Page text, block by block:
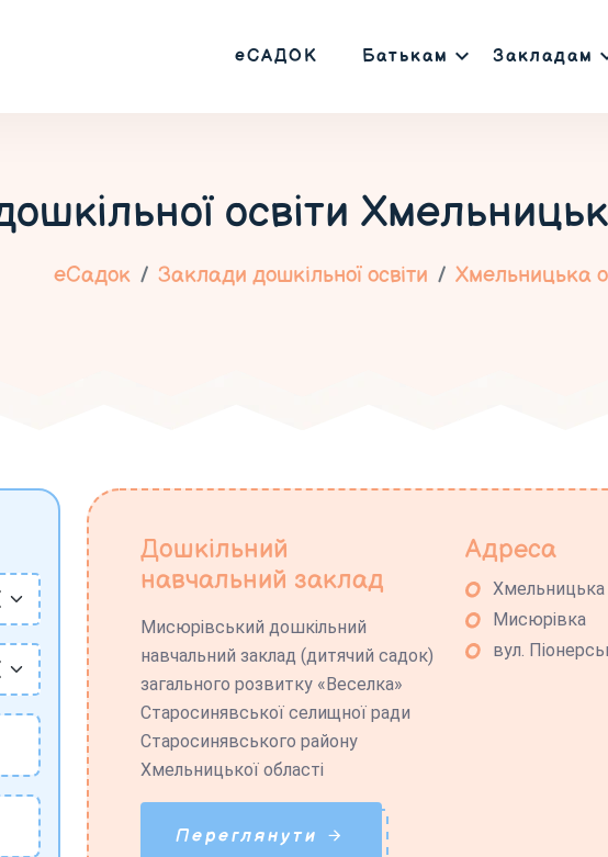
еСАДОК Батькам Закладам
освіти
еСадок Заклади дошкільної освіти Хмельницька
Дошкільний
навчальний заклад
Мисюрівський дошкільний
навчальний заклад (дитячий садок)
загального розвитку «Веселка»
Старосинявської селищної ради
Старосинявського району
Хмельницької області
Адреса
Хмельницька
Мисюрівка
вул.
Переглянути